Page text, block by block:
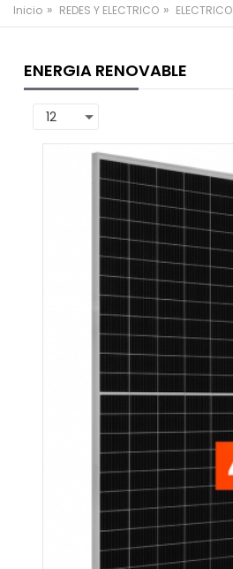
Inicio » REDES Y ELECTRICO » ELECTRICO
ENERGIA RENOVABLE